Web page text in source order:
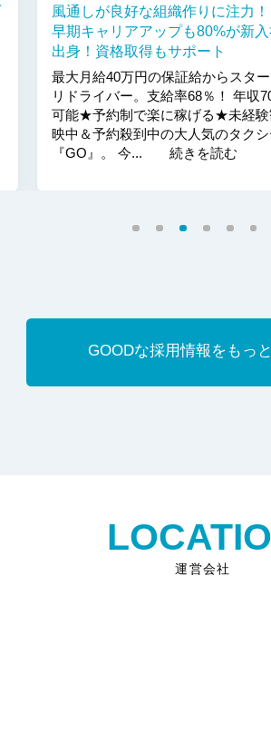
風通しが良好な組織作りに注力！
早期キャリアアップも80%が新
出身！資格取得もサポート
最大月給40万円の保証給からスタ
リドライバー。支給率68％！ 年収
可能★予約制で楽に稼げる★未経験
映中＆予約殺到中の大人気のタクシ
『GO』。 今... 続きを読む
GOODな採用情報をもっ
運営会社